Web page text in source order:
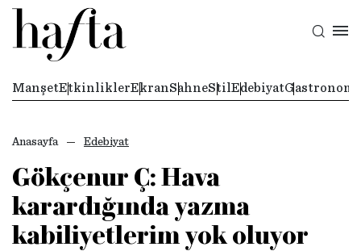
ManşetEtkinliklerEkranSahneStil EdebiyatGastronomi
Anasayfa Edebiyat
Gökçenur Ç: Hava
karardığında yazma
kabiliyetlerim yok oluyor